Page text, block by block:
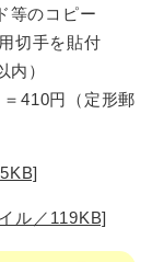
等のコピー
切手を貼付
）
410円（定形郵
ル／119KB]